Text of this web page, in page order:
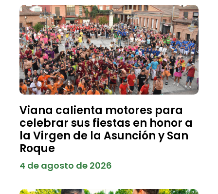
Viana calienta motores para
celebrar sus fiestas en honor a
la Virgen de la Asunción y San
Roque
4 de agosto de 2026